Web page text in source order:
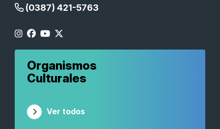
(0387) 421-5763
Organismos
Culturales
Ver todos